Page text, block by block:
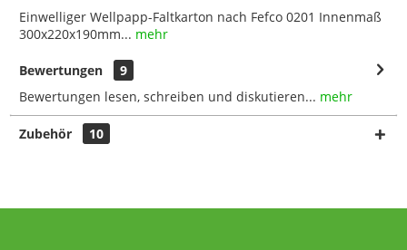
Einwelliger Wellpapp-Faltkarton nach Fefco 0201 Innenmaß
300x220x190mm... mehr
Bewertungen
9
Bewertungen lesen, schreiben und diskutieren... mehr
Zubehör 10